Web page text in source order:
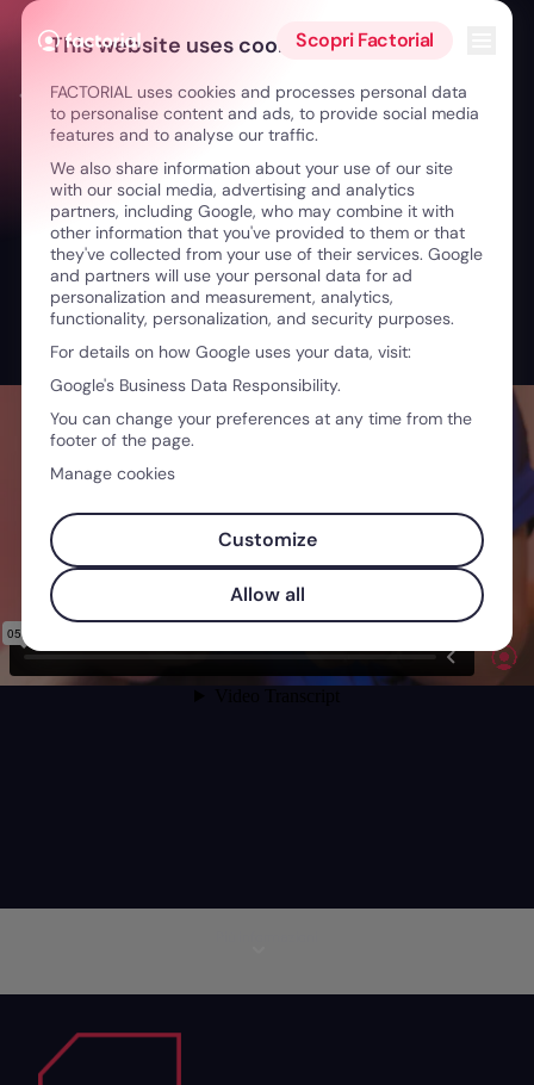
Vai al contenuto
Scopri Factorial
← Offerte di lavoro: come attrarre talento autentico
This website uses cookies
FACTORIAL uses cookies and processes personal data
to personalise content and ads, to provide social media
features and to analyse our traffic.
We also share information about your use of our site
with our social media, advertising and analytics
partners, including Google, who may combine it with
other information that you've provided to them or that
they've collected from your use of their services. Google
and partners will use your personal data for ad
personalization and measurement, analytics,
functionality, personalization, and security purposes.
For details on how Google uses your data, visit:
Google's Business Data Responsibility.
You can change your preferences at any time from the
footer of the page.
Manage cookies
Customize
Allow all